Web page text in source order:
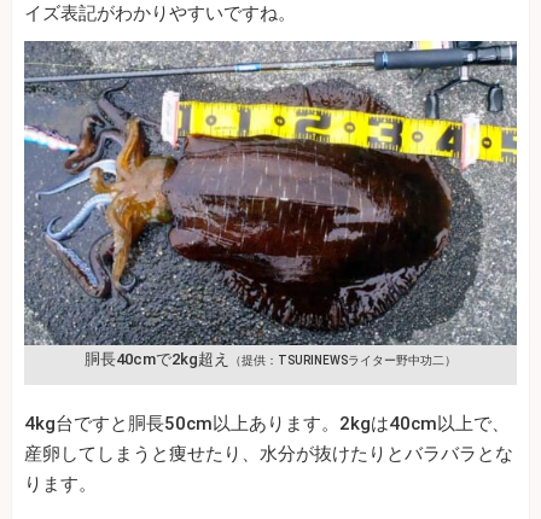
イズ表記がわかりやすいですね。
胴長40cmで2kg超え （提供：TSURINEWSライター野中功二）
4kg台ですと胴長50cm以上あります。2kgは40cm以上で、
産卵してしまうと痩せたり、水分が抜けたりとバラバラとな
ります。